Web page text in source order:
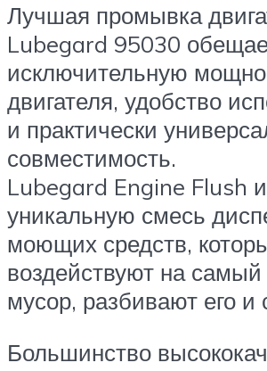
Лучшая промывка
Lubegard 95030
исключительную
двигателя, удобство
и практически
совместимость.
Lubegard Engine Flush
уникальную смесь
моющих средств,
воздействуют на
мусор, разбивают его
Большинство